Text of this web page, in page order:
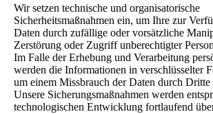
Wir setzen technische und organisatorische
Sicherheitsmaßnahmen ein, um Ihre zur
Daten durch zufällige oder vorsätzliche
Zerstörung oder Zugriff unberechtigter
Im Falle der Erhebung und Verarbeitung
werden die Informationen in verschlüsselter
um einem Missbrauch der Daten durch Dritte
Unsere Sicherungsmaßnahmen werden
technologischen Entwicklung fortlaufend